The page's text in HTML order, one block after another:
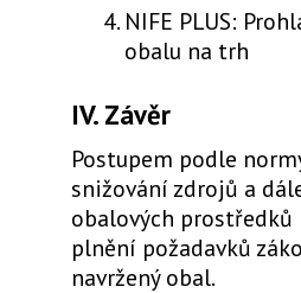
NIFE PLUS:
obalu na trh
IV. Závěr
Postupem podle
snižování zdrojů a
obalových
plnění požadavků
navržený obal.